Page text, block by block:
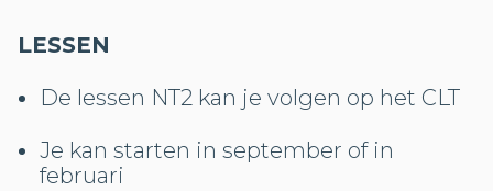
LESSEN
De lessen NT2 kan je volgen op het CLT
Je kan starten in september of in
februari